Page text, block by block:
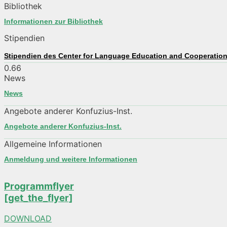
Bibliothek
Informationen zur Bibliothek
Stipendien
Stipendien des Center for Language Education and Cooperation
News
News
Angebote anderer Konfuzius-Inst.
Angebote anderer Konfuzius-Inst.
Allgemeine Informationen
Anmeldung und weitere Informationen
Programmflyer
[get_the_flyer]
DOWNLOAD